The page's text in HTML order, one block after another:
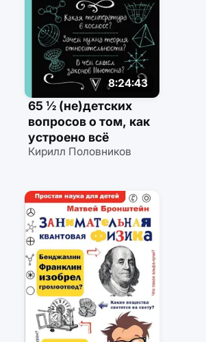
8:24:43
65 ½ (не)детских
вопросов о том, как
устроено всё
Кирилл Половников